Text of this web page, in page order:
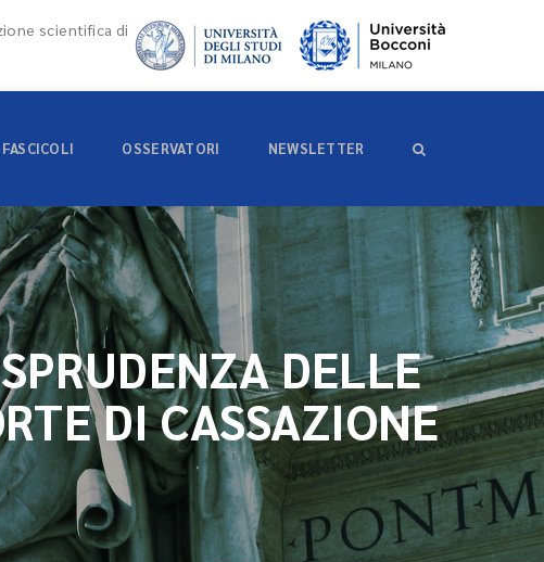
scientifica di
FASCICOLI OSSERVATORI NEWSLETTER
DELLE
DI CASSAZIONE